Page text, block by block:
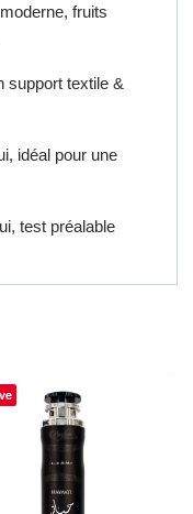
fruits
support textile &
idéal pour une
test préalable